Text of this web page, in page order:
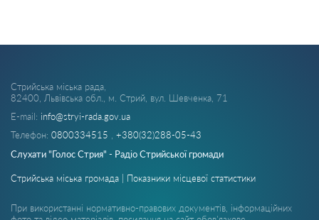
Стрийська міська рада,
82400, Львівська обл., м. Стрий, вул. Шевченка, 71
E-mail: info@stryi-rada.gov.ua
Телефон: 0800334515
+380(32)288-05-43
Слухати "Голос Стрия" - Радіо Стрийської громади
Стрийська міська громада | Показники місцевої статистики
При використанні нормативно-правових документів, інформаційних